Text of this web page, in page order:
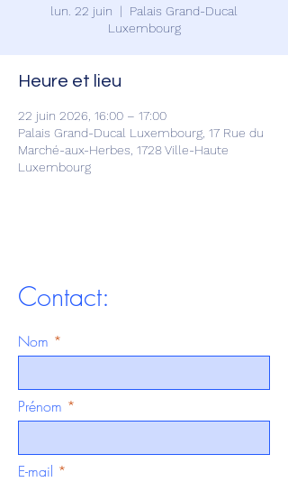
lun. 22 juin
  |
Palais Grand-Ducal
Luxembourg
Heure et lieu
22 juin 2026, 16:00 – 17:00
Palais Grand-Ducal Luxembourg, 17 Rue du
Marché-aux-Herbes, 1728 Ville-Haute
Luxembourg
Contact:
Nom
Prénom
E-mail